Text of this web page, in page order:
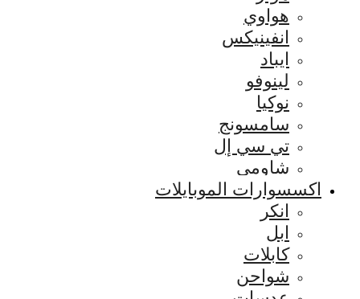
هواوي
انفينيكس
ايباد
لينوفو
نوكيا
سامسونج
تي سي إل
شاومي
اكسسوارات الموبايلات
انكر
ابل
كابلات
شواحن